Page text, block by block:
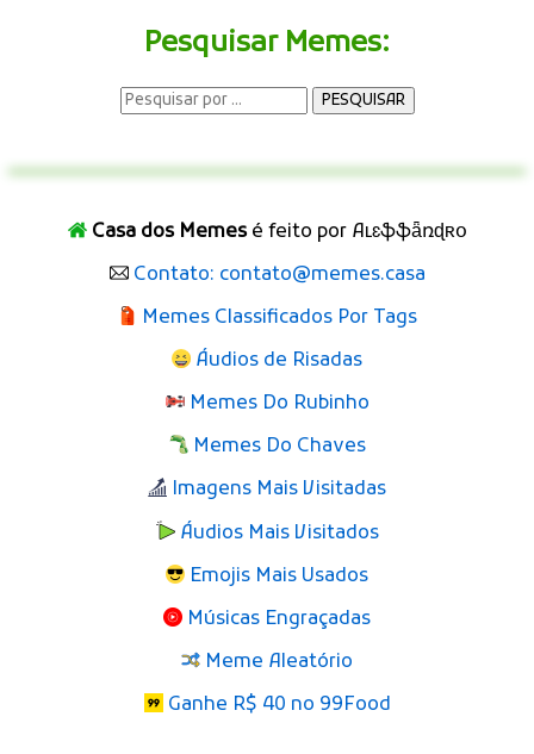
Pesquisar Memes:
Casa dos Memesé feito por Aʟɛֆֆǟռɖʀօ
Contato: contato@memes.casa
Memes Classificados Por Tags
Áudios de Risadas
Memes Do Rubinho
Memes Do Chaves
Imagens Mais Visitadas
Áudios Mais Visitados
Emojis Mais Usados
Músicas Engraçadas
Meme Aleatório
Ganhe R$ 40 no 99Food